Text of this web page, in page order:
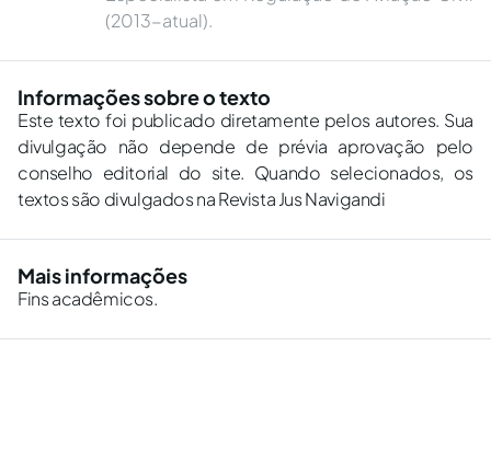
(2013-atual).
Informações sobre o texto
Este texto foi publicado diretamente pelos autores. Sua
divulgação não depende de prévia aprovação pelo
conselho editorial do site. Quando selecionados, os
textos são divulgados na Revista Jus Navigandi
Mais informações
Fins acadêmicos.